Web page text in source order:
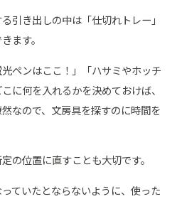
引き出しの中は「仕切れトレー」
ます。
光ペンはここ！」「ハサミやホッチ
に何を入れるかを決めておけば、
なので、文房具を探すのに時間を
の位置に直すことも大切です。
ていたとならないように、使った